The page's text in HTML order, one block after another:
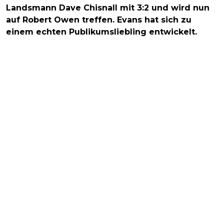
Landsmann Dave Chisnall mit 3:2 und wird nun
auf Robert Owen treffen. Evans hat sich zu
einem echten Publikumsliebling entwickelt.